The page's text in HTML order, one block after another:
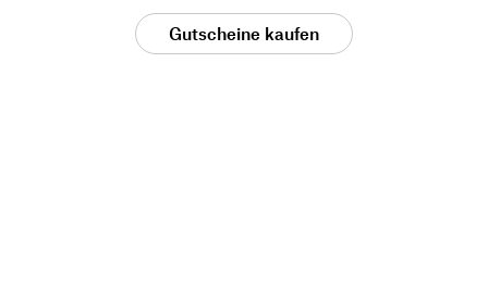
Gutscheine kaufen